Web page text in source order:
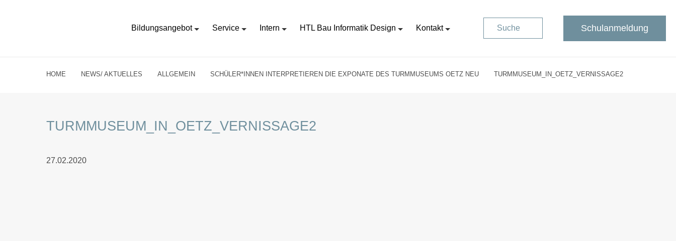
Bildungsangebot Service Intern HTL Bau Informatik Design Kontakt Suche Schulanmeldung
HOME NEWS/ AKTUELLES ALLGEMEIN SCHÜLER*INNEN INTERPRETIEREN DIE EXPONATE DES TURMMUSEUMS OETZ NEU TURMMUSEUM_IN_OETZ_VERNISSAGE2
TURMMUSEUM_IN_OETZ_VERNISSAGE2
27.02.2020